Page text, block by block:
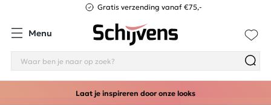
Gratis verzending vanaf €75,-
Menu
Laat je inspireren door onze looks